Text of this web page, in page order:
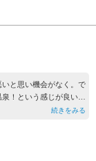
と思い機会がなく。で
！という感じが良いで
続きをみる